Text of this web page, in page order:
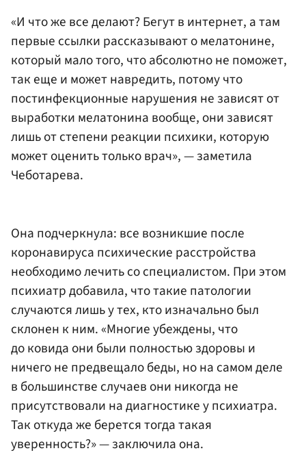
«И что же все делают? Бегут в интернет, а там
первые ссылки рассказывают о мелатонине,
который мало того, что абсолютно не поможет,
так еще и может навредить, потому что
постинфекционные нарушения не зависят от
выработки мелатонина вообще, они зависят
лишь от степени реакции психики, которую
может оценить только врач», — заметила
Чеботарева.
Она подчеркнула: все возникшие после
коронавируса психические расстройства
необходимо лечить со специалистом. При этом
психиатр добавила, что такие патологии
случаются лишь у тех, кто изначально был
склонен к ним. «Многие убеждены, что
до ковида они были полностью здоровы и
ничего не предвещало беды, но на самом деле
в большинстве случаев они никогда не
присутствовали на диагностике у психиатра.
Так откуда же берется тогда такая
уверенность?» — заключила она.